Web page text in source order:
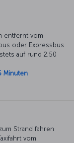
entfernt vom
oder Expressbus
auf rund 2,50
Minuten
Strand fahren
vom